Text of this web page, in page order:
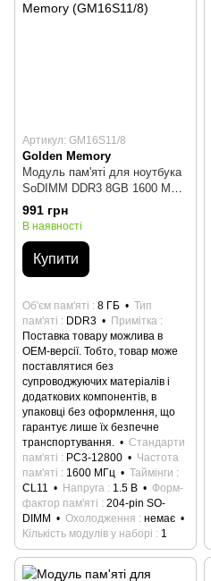
Артикул: GM16S11/8
Golden Memory
Модуль пам'яті для ноутбука
SoDIMM DDR3 8GB 1600 MHz
Golden Memory (GM16S11/8)
991 грн
В наявності
Купити
Об'єм пам'яті 8 ГБ
Тип
пам'яті
DDR3
Примітка
Поставка товару можлива в
ОЕМ-версії. Тобто, товар може
поставлятися без
супроводжуючих матеріалів і
додаткових компонентів, в
упаковці без оформлення, що
гарантує лише їх безпечне
транспортування.
Стандарти
пам'яті
PC3-12800
Частота
пам'яті
1600 МГц
Таймінги
CL11
Напруга 1.5 В
Форм-
фактор пам'яті
204-pin SO-
DIMM
Охолодження
немає
Кількість модулів у наборі
1